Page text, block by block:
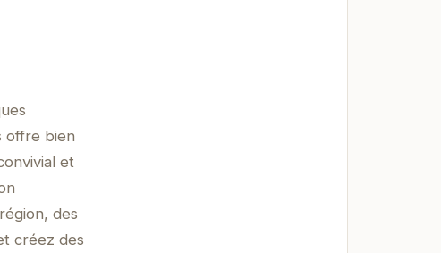
offre bien
et
des
créez des